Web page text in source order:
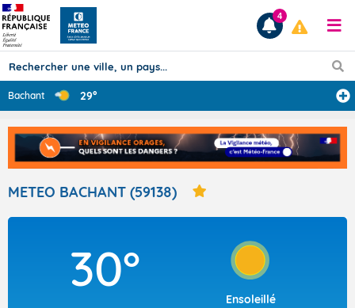
Prévisions
TOUS LES RÉSULTATS
Articles
4
Bachant 29°
METEO BACHANT (59138)
30°
Ensoleillé